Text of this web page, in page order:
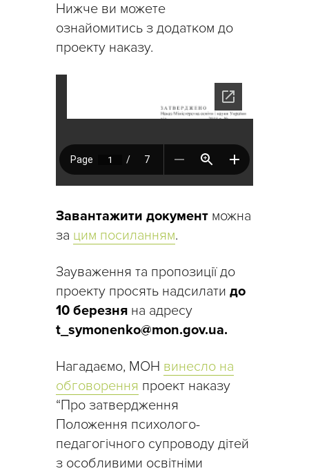
Нижче ви можете
ознайомитись з додатком до
проекту наказу.
Завантажити документ можна
за цим посиланням.
Зауваження та пропозиції до
проекту просять надсилати до
10 березня на адресу
t_symonenko@mon.gov.ua.
Нагадаємо, МОН винесло на
обговорення проект наказу
“Про затвердження
Положення психолого-
педагогічного супроводу дітей
з особливими освітніми